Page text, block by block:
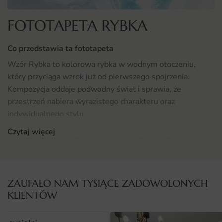
FOTOTAPETA RYBKA
Co przedstawia ta fototapeta
Wzór Rybka to kolorowa rybka w wodnym otoczeniu,
który przyciąga wzrok już od pierwszego spojrzenia.
Kompozycja oddaje podwodny świat i sprawia, że
przestrzeń nabiera wyrazistego charakteru oraz
indywidualnego stylu.
Motyw zaprojektowano z myślą o nowoczesnych
Gdzie sprawdzi się fototapeta Rybka
Projekt znakomicie odnajdzie się w wielu
Czytaj więcej
ZAUFAŁO NAM TYSIĄCE ZADOWOLONYCH
KLIENTÓW